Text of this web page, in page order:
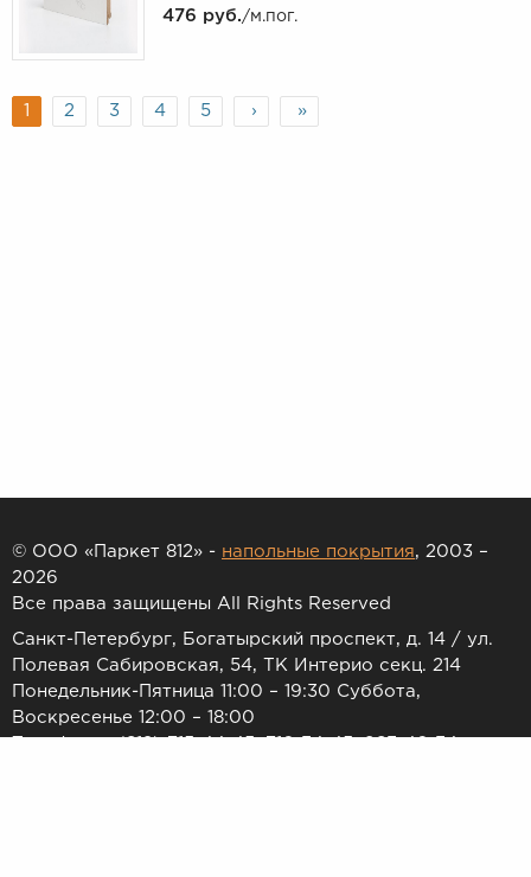
476 руб./м.пог.
2 3 4 5 › »
© ООО «Паркет 812» - напольные покрытия, 2003 –
2026
Все права защищены All Rights Reserved
Санкт-Петербург, Богатырский проспект, д. 14 / ул.
Полевая Сабировская, 54, ТК Интерио секц. 214
Понедельник-Пятница 11:00 – 19:30 Суббота,
Воскресенье 12:00 – 18:00